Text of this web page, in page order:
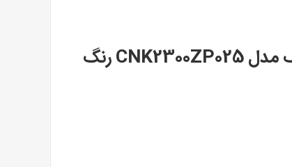
چادر سرخپوستی دو سه نفره نیچرهایک مدل CNK2300ZP025 رنگ